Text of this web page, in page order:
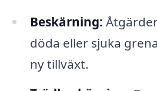
Beskärning:
döda eller sjuka
ny tillväxt.